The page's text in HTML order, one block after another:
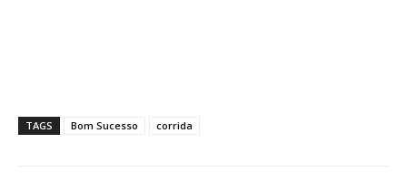
TAGS Bom Sucesso corrida